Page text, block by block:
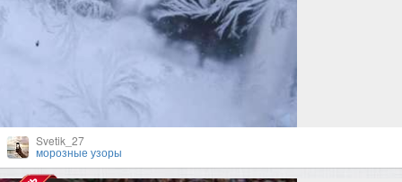
Svetik_27
морозные узоры